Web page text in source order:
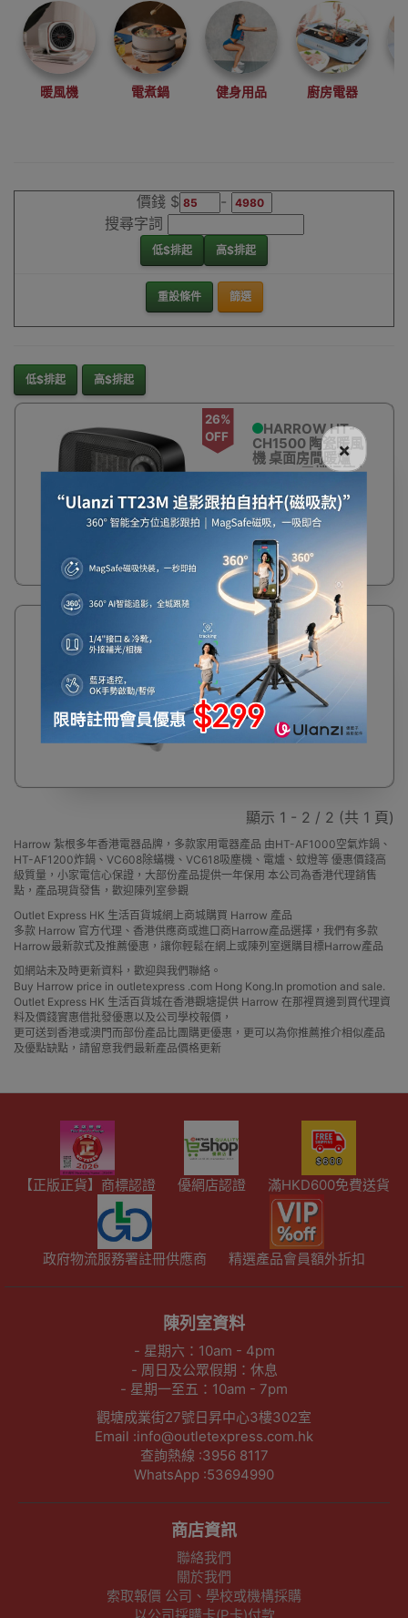
現貨發售，歡迎
陳列室參觀
Harrow保暖家電
香港銷售點
暖風機 電煮鍋 健身用品 廚房電器
價錢 $
-
搜尋字詞
低$排起 高$排起
重設條件 篩選
低$排起 高$排起
26%
OFF
HARROW HT-
CH1500 陶瓷暖風
機 桌面房間暖爐
1500W三檔調節 |
$198 $268
26%
OFF
HARROW HT-
CH1500 陶瓷暖風
機 桌面房間暖爐
1500W三檔調節 |
行貨一年保養 - 白色
$198 $268
顯示 1 - 2 / 2 (共 1 頁)
×
Harrow 紮根多年香港電器品牌，多款家用電器產品 由HT-AF1000空氣炸鍋、
HT-AF1200炸鍋、VC608除蟎機、VC618吸塵機、電爐、蚊燈等 優惠價錢高
級質量，小家電信心保證，大部份產品提供一年保用 本公司為香港代理銷售
點，產品現貨發售，歡迎陳列室參觀
Outlet Express HK 生活百貨城網上商城購買 Harrow 產品
多款 Harrow 官方代理、香港供應商或進口商Harrow產品選擇，我們有多款
Harrow最新款式及推薦優惠，讓你輕鬆在網上或陳列室選購目標Harrow產品
如網站未及時更新資料，歡迎與我們聯絡。
Buy Harrow price in outletexpress .com Hong Kong.In promotion and sale.
Outlet Express HK 生活百貨城在香港觀塘提供 Harrow 在那裡買邊到買代理資
料及價錢實惠借批發優惠以及公司學校報價，
更可送到香港或澳門而部份產品比團購更優惠，更可以為你推薦推介相似產品
及優點缺點，請留意我們最新產品價格更新
【正版正貨】商標認證 優網店認證 滿HKD600免費送貨
政府物流服務署註冊供應商 精選產品會員額外折扣
陳列室資料
- 星期六：10am - 4pm
- 周日及公眾假期：休息
- 星期一至五：10am - 7pm
觀塘成業街27號日昇中心3樓302室
Email :info@outletexpress.com.hk
查詢熱線 :3956 8117
WhatsApp :53694990
商店資訊
聯絡我們
關於我們
索取報價 公司、學校或機構採購